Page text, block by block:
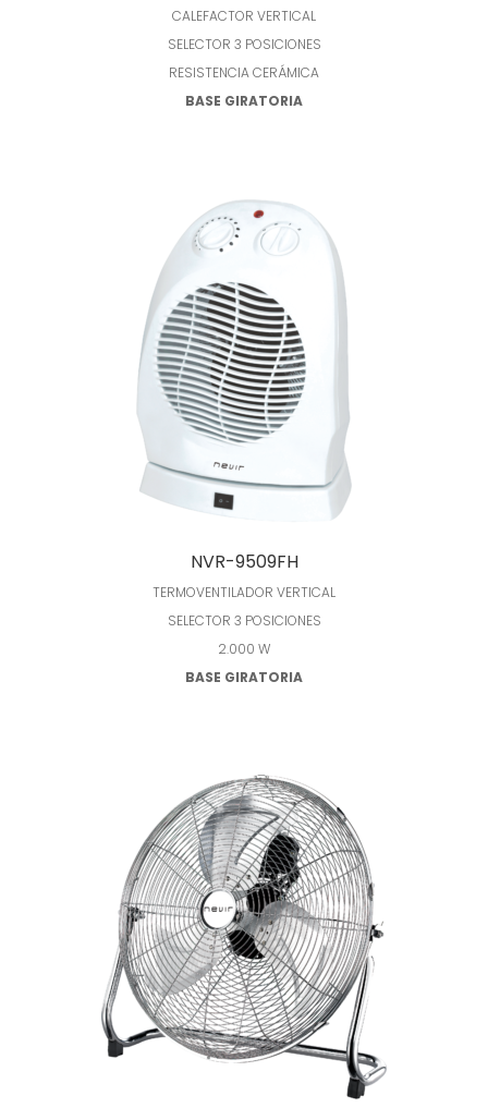
CALEFACTOR VERTICAL
SELECTOR 3 POSICIONES
RESISTENCIA CERÁMICA
BASE GIRATORIA
NVR-9509FH
TERMOVENTILADOR VERTICAL
SELECTOR 3 POSICIONES
2.000 W
BASE GIRATORIA